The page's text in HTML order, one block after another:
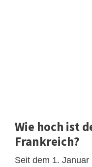
Wie hoch ist
Frankreich?
Seit dem 1.